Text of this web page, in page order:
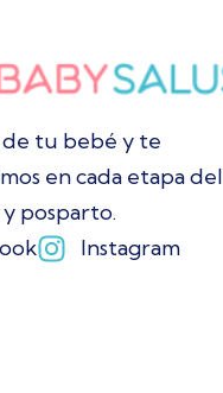
de tu bebé y te
en cada etapa del
posparto.
Instagram